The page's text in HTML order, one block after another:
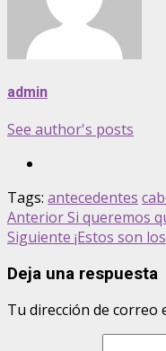
admin
See author's posts
Tags: antecedentes
Post
navigation
AnteriorSi queremos
Siguiente ¡Estos son
Deja una respuesta
Tu dirección de correo